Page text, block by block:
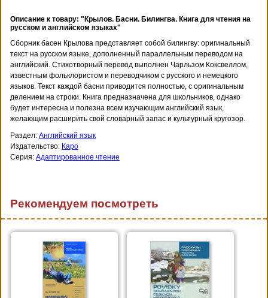
Описание к товару: "Крылов. Басни. Билингва. Книга для чтения на
русском и английском языках"
Сборник басен Крылова представляет собой билингву: оригинальный
текст на русском языке, дополненный параллельным переводом на
английский. Стихотворный перевод выполнен Чарльзом Коксвеллом,
известным фольклористом и переводчиком с русского и немецкого
языков. Текст каждой басни приводится полностью, с оригинальным
делением на строки. Книга предназначена для школьников, однако
будет интересна и полезна всем изучающим английский язык,
желающим расширить свой словарный запас и культурный кругозор.
Раздел: Английский язык
Издательство: Каро
Серия: Адаптированное чтение
Рекомендуем посмотреть